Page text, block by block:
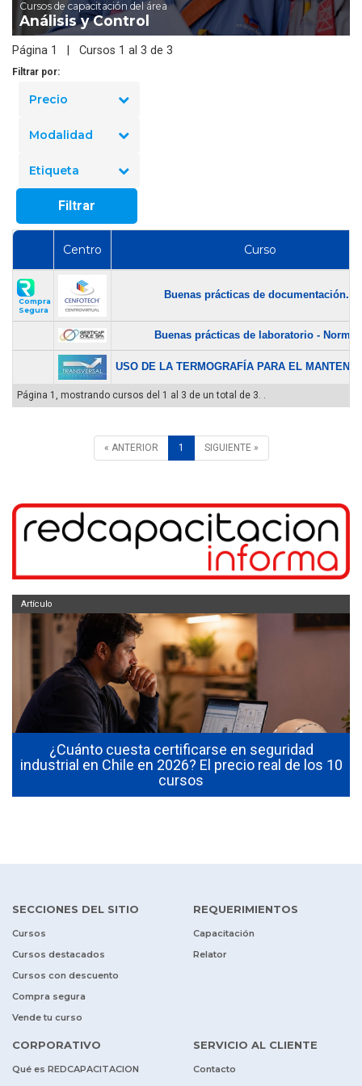
Cursos de capacitación del área
Análisis y Control
Página 1 | Cursos 1 al 3 de 3
Filtrar por:
Precio
Modalidad
Etiqueta
Filtrar
Centro Curso
Compra
Segura
Buenas prácticas de documentación...
Buenas prácticas de laboratorio -
USO DE LA TERMOGRAFÍA PARA EL
Página 1, mostrando cursos del 1 al 3 de un total de 3. .
« ANTERIOR 1 SIGUIENTE »
¿Cuánto cuesta certificarse en seguridad
industrial en Chile en 2026? El precio real de los 10
cursos
Artículo
SECCIONES DEL SITIO
Cursos
Cursos destacados
Cursos con descuento
Compra segura
Vende tu curso
REQUERIMIENTOS
Capacitación
Relator
CORPORATIVO
Qué es REDCAPACITACION
SERVICIO AL CLIENTE
Contacto